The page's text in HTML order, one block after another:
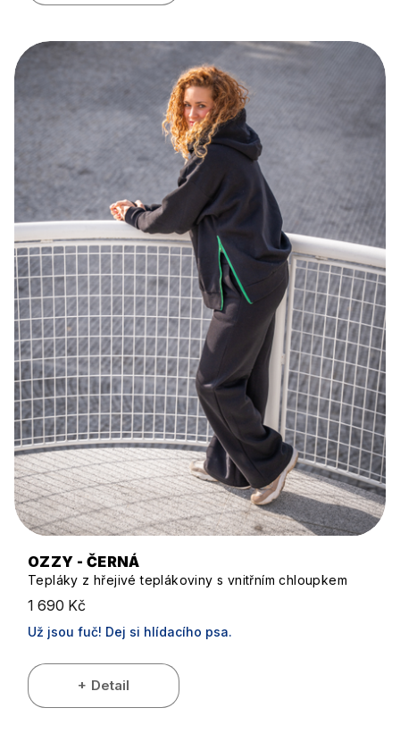
OZZY - ČERNÁ
Tepláky z hřejivé teplákoviny s vnitřním chloupkem
1 690 Kč
Už jsou fuč! Dej si hlídacího psa.
Detail